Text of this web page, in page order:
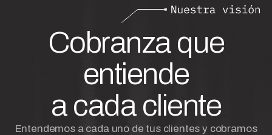
Cobranza que
entiende
a cada cliente
Entendemos a cada uno de tus clientes y cobramos